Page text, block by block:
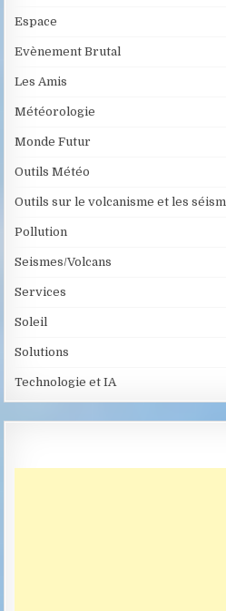
Espace
Evènement Brutal
Les Amis
Météorologie
Monde Futur
Outils Météo
Outils sur le volcanisme et les
Pollution
Seismes/Volcans
Services
Soleil
Solutions
Technologie et IA